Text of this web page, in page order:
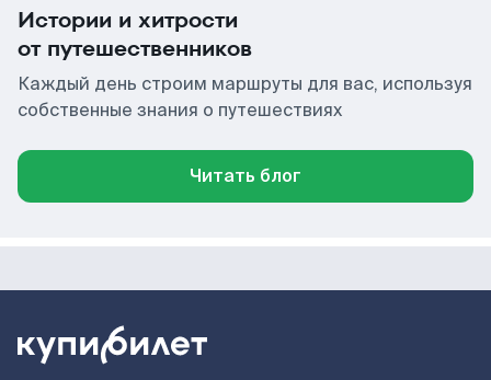
Истории и хитрости
от путешественников
Каждый день строим маршруты для вас, используя
собственные знания о путешествиях
Читать блог